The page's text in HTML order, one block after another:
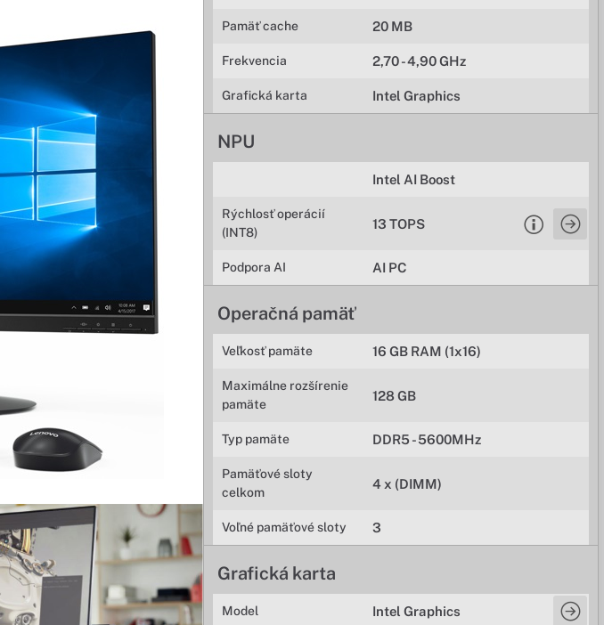
Pamäť cache 20 MB
Frekvencia 2,70 - 4,90 GHz
Grafická karta Intel Graphics
NPU
Intel AI Boost
Rýchlosť operácií
(INT8)
13 TOPS
Podpora AI AI PC
Operačná pamäť
Veľkosť pamäte 16 GB RAM (1x16)
Maximálne rozšírenie
pamäte
128 GB
Typ pamäte DDR5 - 5600MHz
Pamäťové sloty
celkom
4 x (DIMM)
Voľné pamäťové sloty 3
Grafická karta
Model Intel Graphics